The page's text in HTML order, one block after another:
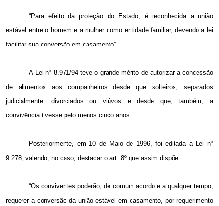
“Para efeito da proteção do Estado, é reconhecida a união
estável entre o homem e a mulher como entidade familiar, devendo a lei
facilitar sua conversão em casamento”.
A Lei nº 8.971/94 teve o grande mérito de autorizar a concessão
de alimentos aos companheiros desde que solteiros, separados
judicialmente, divorciados ou viúvos e desde que, também, a
convivência tivesse pelo menos cinco anos.
Posteriormente, em 10 de Maio de 1996, foi editada a Lei nº
9.278, valendo, no caso, destacar o art. 8º que assim dispõe:
“Os conviventes poderão, de comum acordo e a qualquer tempo,
requerer a conversão da união estável em casamento, por requerimento